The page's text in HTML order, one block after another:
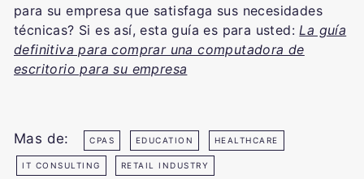
para su empresa que satisfaga sus necesidades
técnicas? Si es así, esta guía es para usted: La guía
definitiva para comprar una computadora de
escritorio para su empresa
Mas de: CPAS EDUCATION HEALTHCARE
IT CONSULTING RETAIL INDUSTRY